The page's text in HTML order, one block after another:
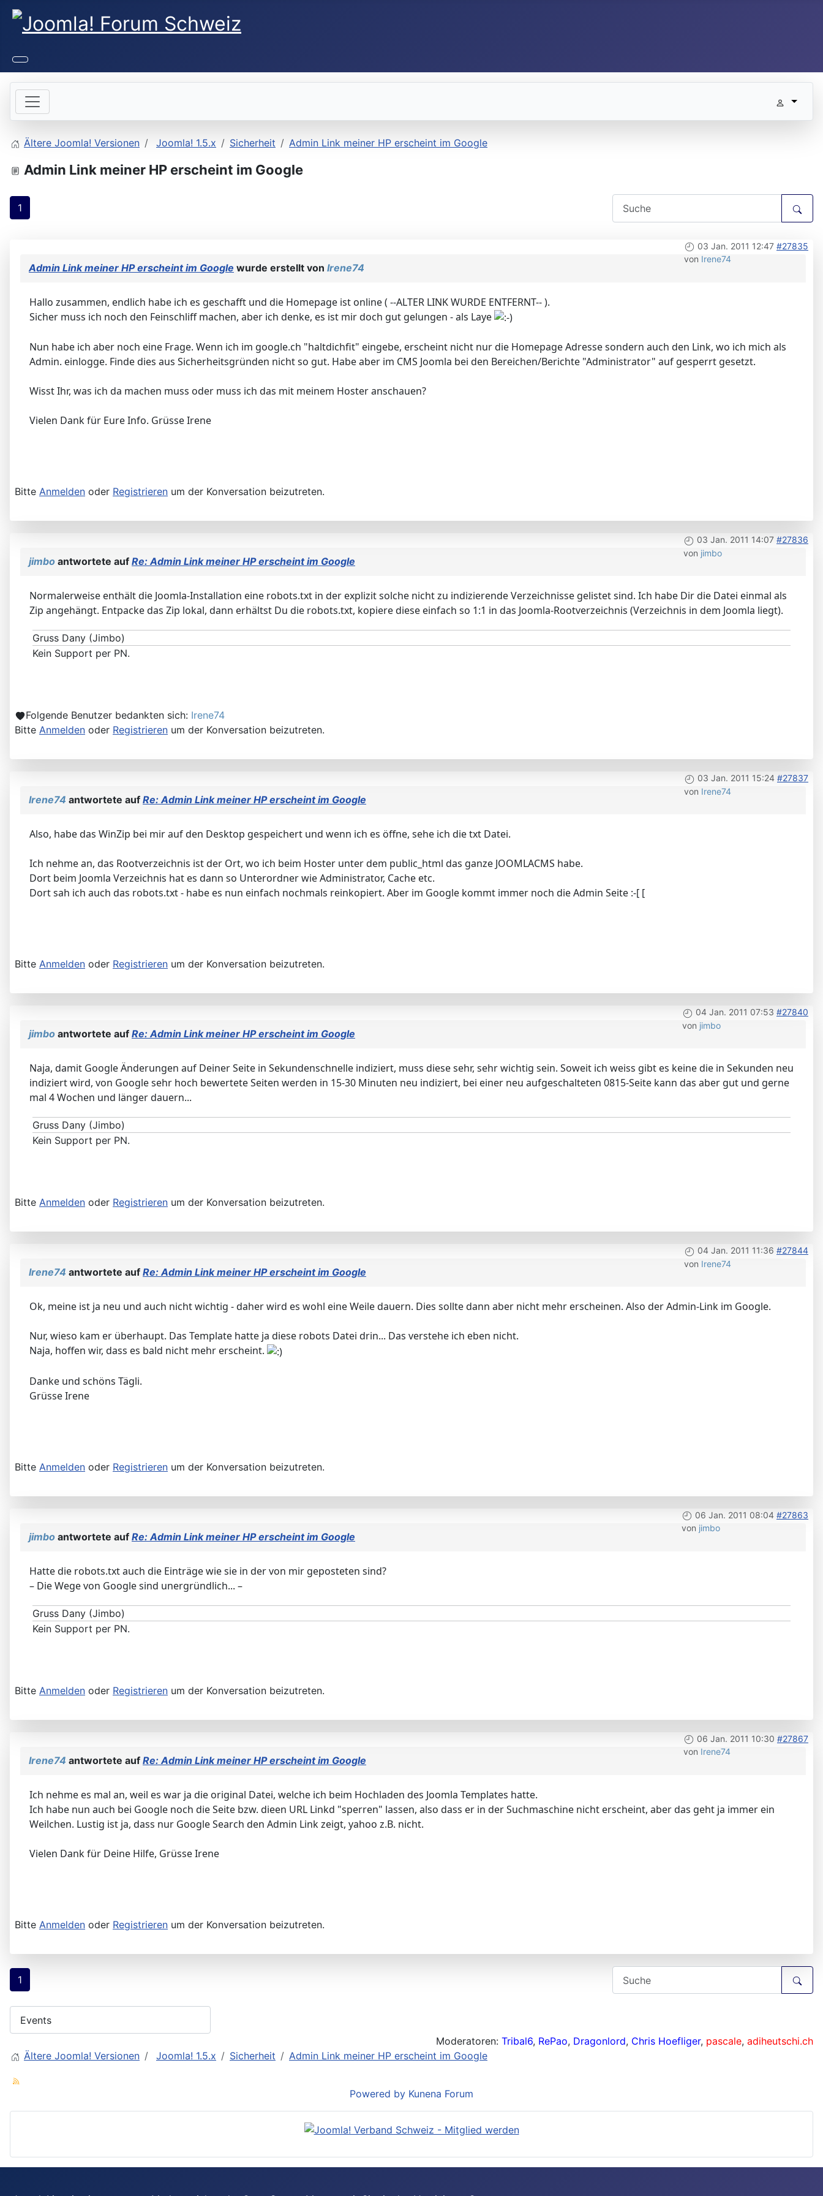
Ältere Joomla! Versionen Joomla! 1.5.x Sicherheit Admin Link meiner HP erscheint im Google
Admin Link meiner HP erscheint im Google
1
03 Jan. 2011 12:47 #27835
von Irene74
Admin Link meiner HP erscheint im Google wurde erstellt von Irene74
Hallo zusammen, endlich habe ich es geschafft und die Homepage ist online ( --ALTER LINK WURDE ENTFERNT-- ).
Sicher muss ich noch den Feinschliff machen, aber ich denke, es ist mir doch gut gelungen - als Laye
Nun habe ich aber noch eine Frage. Wenn ich im google.ch "haltdichfit" eingebe, erscheint nicht nur die Homepage Adresse sondern auch den Link, wo ich mich als
Admin. einlogge. Finde dies aus Sicherheitsgründen nicht so gut. Habe aber im CMS Joomla bei den Bereichen/Berichte "Administrator" auf gesperrt gesetzt.
Wisst Ihr, was ich da machen muss oder muss ich das mit meinem Hoster anschauen?
Vielen Dank für Eure Info. Grüsse Irene
Bitte Anmelden oder Registrieren um der Konversation beizutreten.
03 Jan. 2011 14:07 #27836
von jimbo
jimbo antwortete auf Re: Admin Link meiner HP erscheint im Google
Normalerweise enthält die Joomla-Installation eine robots.txt in der explizit solche nicht zu indizierende Verzeichnisse gelistet sind. Ich habe Dir die Datei einmal als
Zip angehängt. Entpacke das Zip lokal, dann erhältst Du die robots.txt, kopiere diese einfach so 1:1 in das Joomla-Rootverzeichnis (Verzeichnis in dem Joomla liegt).
Gruss Dany (Jimbo)
Kein Support per PN.
Folgende Benutzer bedankten sich: Irene74
Bitte Anmelden oder Registrieren um der Konversation beizutreten.
03 Jan. 2011 15:24 #27837
von Irene74
Irene74 antwortete auf Re: Admin Link meiner HP erscheint im Google
Also, habe das WinZip bei mir auf den Desktop gespeichert und wenn ich es öffne, sehe ich die txt Datei.
Ich nehme an, das Rootverzeichnis ist der Ort, wo ich beim Hoster unter dem public_html das ganze JOOMLACMS habe.
Dort beim Joomla Verzeichnis hat es dann so Unterordner wie Administrator, Cache etc.
Dort sah ich auch das robots.txt - habe es nun einfach nochmals reinkopiert. Aber im Google kommt immer noch die Admin Seite :-[ [
Bitte Anmelden oder Registrieren um der Konversation beizutreten.
04 Jan. 2011 07:53 #27840
von jimbo
jimbo antwortete auf Re: Admin Link meiner HP erscheint im Google
Naja, damit Google Änderungen auf Deiner Seite in Sekundenschnelle indiziert, muss diese sehr, sehr wichtig sein. Soweit ich weiss gibt es keine die in Sekunden neu
indiziert wird, von Google sehr hoch bewertete Seiten werden in 15-30 Minuten neu indiziert, bei einer neu aufgeschalteten 0815-Seite kann das aber gut und gerne
mal 4 Wochen und länger dauern...
Gruss Dany (Jimbo)
Kein Support per PN.
Bitte Anmelden oder Registrieren um der Konversation beizutreten.
04 Jan. 2011 11:36 #27844
von Irene74
Irene74 antwortete auf Re: Admin Link meiner HP erscheint im Google
Ok, meine ist ja neu und auch nicht wichtig - daher wird es wohl eine Weile dauern. Dies sollte dann aber nicht mehr erscheinen. Also der Admin-Link im Google.
Nur, wieso kam er überhaupt. Das Template hatte ja diese robots Datei drin... Das verstehe ich eben nicht.
Naja, hoffen wir, dass es bald nicht mehr erscheint.
Danke und schöns Tägli.
Grüsse Irene
Bitte Anmelden oder Registrieren um der Konversation beizutreten.
06 Jan. 2011 08:04 #27863
von jimbo
jimbo antwortete auf Re: Admin Link meiner HP erscheint im Google
Hatte die robots.txt auch die Einträge wie sie in der von mir geposteten sind?
– Die Wege von Google sind unergründlich... –
Gruss Dany (Jimbo)
Kein Support per PN.
Bitte Anmelden oder Registrieren um der Konversation beizutreten.
06 Jan. 2011 10:30 #27867
von Irene74
Irene74 antwortete auf Re: Admin Link meiner HP erscheint im Google
Ich nehme es mal an, weil es war ja die original Datei, welche ich beim Hochladen des Joomla Templates hatte.
Ich habe nun auch bei Google noch die Seite bzw. dieen URL Linkd "sperren" lassen, also dass er in der Suchmaschine nicht erscheint, aber das geht ja immer ein
Weilchen. Lustig ist ja, dass nur Google Search den Admin Link zeigt, yahoo z.B. nicht.
Vielen Dank für Deine Hilfe, Grüsse Irene
Bitte Anmelden oder Registrieren um der Konversation beizutreten.
1
Moderatoren: Tribal6, RePao, Dragonlord, Chris Hoefliger, pascale, adiheutschi.ch
Ältere Joomla! Versionen
Joomla! 1.5.x Sicherheit Admin Link meiner HP erscheint im Google
Powered by Kunena Forum